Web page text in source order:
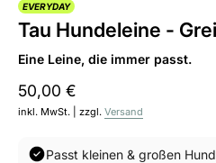
EVERYDAY
Tau Hundeleine -
Eine Leine, die immer passt.
50,00 €
inkl. MwSt. | zzgl. Versand
Passt kleinen & großen